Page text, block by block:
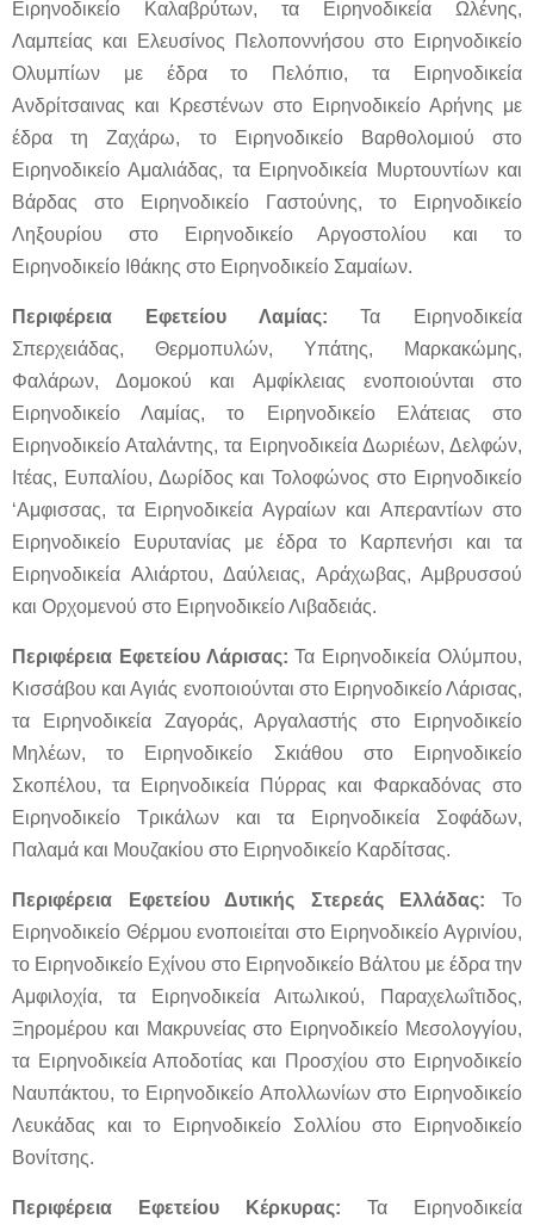
Ειρηνοδικείο Καλαβρύτων, τα Ειρηνοδικεία Ωλένης,
Λαμπείας και Ελευσίνος Πελοποννήσου στο Ειρηνοδικείο
Ολυμπίων με έδρα το Πελόπιο, τα Ειρηνοδικεία
Ανδρίτσαινας και Κρεστένων στο Ειρηνοδικείο Αρήνης με
έδρα τη Ζαχάρω, το Ειρηνοδικείο Βαρθολομιού στο
Ειρηνοδικείο Αμαλιάδας, τα Ειρηνοδικεία Μυρτουντίων και
Βάρδας στο Ειρηνοδικείο Γαστούνης, το Ειρηνοδικείο
Ληξουρίου στο Ειρηνοδικείο Αργοστολίου και το
Ειρηνοδικείο Ιθάκης στο Ειρηνοδικείο Σαμαίων.
Περιφέρεια Εφετείου Λαμίας: Τα Ειρηνοδικεία
Σπερχειάδας, Θερμοπυλών, Υπάτης, Μαρκακώμης,
Φαλάρων, Δομοκού και Αμφίκλειας ενοποιούνται στο
Ειρηνοδικείο Λαμίας, το Ειρηνοδικείο Ελάτειας στο
Ειρηνοδικείο Αταλάντης, τα Ειρηνοδικεία Δωριέων, Δελφών,
Ιτέας, Ευπαλίου, Δωρίδος και Τολοφώνος στο Ειρηνοδικείο
‘Αμφισσας, τα Ειρηνοδικεία Αγραίων και Απεραντίων στο
Ειρηνοδικείο Ευρυτανίας με έδρα το Καρπενήσι και τα
Ειρηνοδικεία Αλιάρτου, Δαύλειας, Αράχωβας, Αμβρυσσού
και Ορχομενού στο Ειρηνοδικείο Λιβαδειάς.
Περιφέρεια Εφετείου Λάρισας: Τα Ειρηνοδικεία Ολύμπου,
Κισσάβου και Αγιάς ενοποιούνται στο Ειρηνοδικείο Λάρισας,
τα Ειρηνοδικεία Ζαγοράς, Αργαλαστής στο Ειρηνοδικείο
Μηλέων, το Ειρηνοδικείο Σκιάθου στο Ειρηνοδικείο
Σκοπέλου, τα Ειρηνοδικεία Πύρρας και Φαρκαδόνας στο
Ειρηνοδικείο Τρικάλων και τα Ειρηνοδικεία Σοφάδων,
Παλαμά και Μουζακίου στο Ειρηνοδικείο Καρδίτσας.
Περιφέρεια Εφετείου Δυτικής Στερεάς Ελλάδας: Το
Ειρηνοδικείο Θέρμου ενοποιείται στο Ειρηνοδικείο Αγρινίου,
το Ειρηνοδικείο Εχίνου στο Ειρηνοδικείο Βάλτου με έδρα την
Αμφιλοχία, τα Ειρηνοδικεία Αιτωλικού, Παραχελωΐτιδος,
Ξηρομέρου και Μακρυνείας στο Ειρηνοδικείο Μεσολογγίου,
τα Ειρηνοδικεία Αποδοτίας και Προσχίου στο Ειρηνοδικείο
Ναυπάκτου, το Ειρηνοδικείο Απολλωνίων στο Ειρηνοδικείο
Λευκάδας και το Ειρηνοδικείο Σολλίου στο Ειρηνοδικείο
Βονίτσης.
Περιφέρεια Εφετείου Κέρκυρας: Τα Ειρηνοδικεία